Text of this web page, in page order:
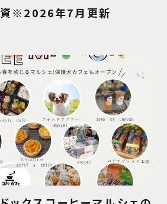
※2026年7月更新